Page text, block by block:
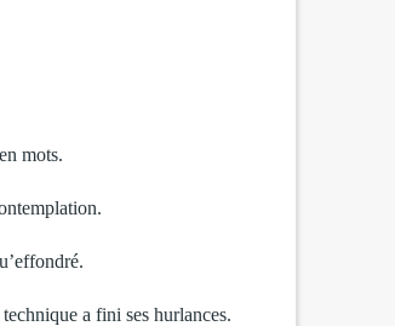
mots.
a fini ses hurlances.